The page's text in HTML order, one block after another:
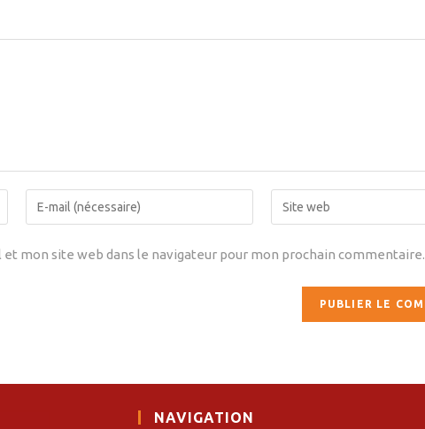
mon site web dans le navigateur pour mon prochain commentaire.
NAVIGATION